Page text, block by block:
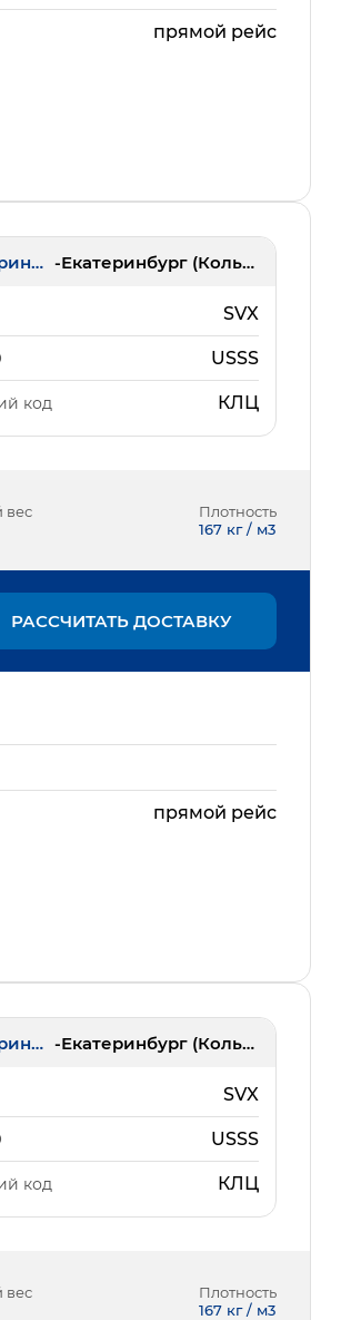
прямой рейс
Екатеринбург - Екатеринбург (Кольцово)
SVX
USSS
код КЛЦ
вес
Плотность
167 кг / м3
РАССЧИТАТЬ ДОСТАВКУ
прямой рейс
Екатеринбург - Екатеринбург (Кольцово)
SVX
USSS
код КЛЦ
вес
Плотность
167 кг / м3